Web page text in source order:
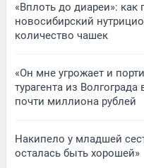
«Вплоть до диареи»:
новосибирский
количество чашек
«Он мне угрожает и
турагента из
почти миллиона рублей
Накипело у младшей
осталась быть хорошей»